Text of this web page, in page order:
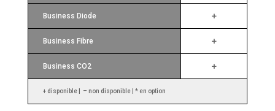
Business Diode +
Business Fibre +
Business CO2 +
+ disponible | – non disponible | * en option